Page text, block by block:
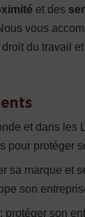
et des
vous
du travail
et dans les
pour protéger
sa marque et
son
protéger son